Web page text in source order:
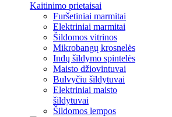
Kaitinimo prietaisai
Furšetiniai marmitai
Elektriniai marmitai
Šildomos vitrinos
Mikrobangų krosnelės
Indų šildymo spintelės
Maisto džiovintuvai
Bulvyčiu šildytuvai
Elektriniai maisto
šildytuvai
Šildomos lempos